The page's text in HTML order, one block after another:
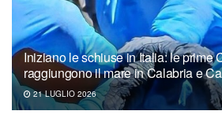
Iniziano le schiuse in Italia: le prime
raggiungono il mare in Calabria e
21 LUGLIO 2026